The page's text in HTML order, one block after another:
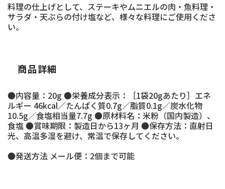
料理の仕上げとして、ステーキやムニエルの肉・魚料理・
サラダ・天ぷらの付け塩など、様々な料理にご使用くださ
い。
商品詳細
●内容量：20g ●栄養成分表示：［1袋20gあたり］エネ
ルギー 46kcal／たんぱく質0.7g／脂質0.1g／炭水化物
10.5g／食塩相当量7.7g ●原材料名：米粉（国内製造）、
食塩 ●賞味期限：製造日から13ヶ月 ●保存方法：直射日
光、高温多湿を避け、常温で保存してください。
●発送方法 メール便：2個まで可能